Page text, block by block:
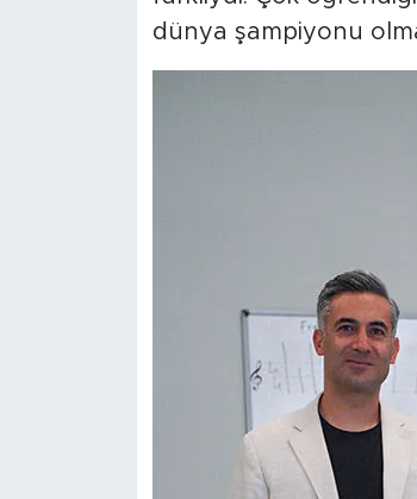
dünya şampiyonu